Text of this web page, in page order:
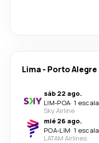
Lima- Porto Alegre
sáb 22 ago.
LIM-POA· 1 escala
Sky Airline
mié 26 ago.
POA-LIM· 1 escala
LATAM Airlines